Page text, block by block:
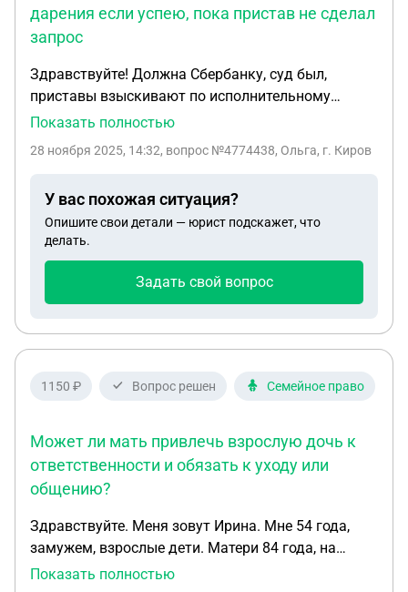
дарения если успею, пока пристав не сделал
запрос
Здравствуйте! Должна Сбербанку, суд был,
приставы взыскивают по исполнительному
производству. Получила наследство после смерти
получила Хочу оформить на дочку договор
запрос.
Показать полностью
28 ноября 2025, 14:32, вопрос №4774438, Ольга, г. Киров
У вас похожая ситуация?
Опишите свои детали — юрист подскажет, что
делать.
Задать свой вопрос
1150 ₽ Вопрос решен Семейное право
Может ли мать привлечь взрослую дочь к
ответственности и обязать к уходу или
общению?
Здравствуйте. Меня зовут Ирина. Мне 54 года,
замужем, взрослые дети. Матери 84 года, на
пенсии, живет в собственной квартире. Я живу на
Показать полностью